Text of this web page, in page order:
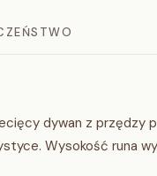
dywan z przędzy
Wysokość runa